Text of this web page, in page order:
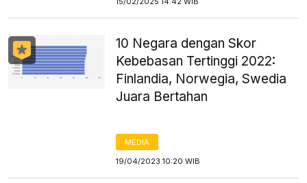
10 Negara dengan Skor
Kebebasan Tertinggi 2022:
Finlandia, Norwegia, Swedia
Juara Bertahan
MEDIA
19/04/2023 10:20 WIB